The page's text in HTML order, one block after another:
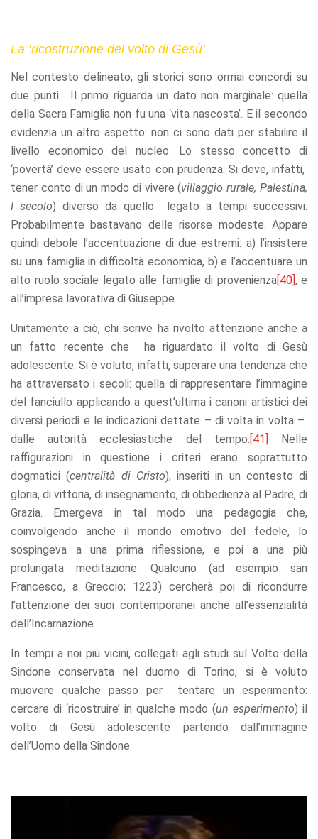
La ‘ricostruzione del volto di Gesù’
Nel contesto delineato, gli storici sono ormai concordi su
due punti. Il primo riguarda un dato non marginale: quella
della Sacra Famiglia non fu una ‘vita nascosta’. E il secondo
evidenzia un altro aspetto: non ci sono dati per stabilire il
livello economico del nucleo. Lo stesso concetto di
‘povertà’ deve essere usato con prudenza. Si deve, infatti,
tener conto di un modo di vivere (villaggio rurale, Palestina,
I secolo) diverso da quello legato a tempi successivi.
Probabilmente bastavano delle risorse modeste. Appare
quindi debole l’accentuazione di due estremi: a) l’insistere
su una famiglia in difficoltà economica, b) e l’accentuare un
alto ruolo sociale legato alle famiglie di provenienza[40] , e
all’impresa lavorativa di Giuseppe.
Unitamente a ciò, chi scrive ha rivolto attenzione anche a
un fatto recente che ha riguardato il volto di Gesù
adolescente. Si è voluto, infatti, superare una tendenza che
ha attraversato i secoli: quella di rappresentare l’immagine
del fanciullo applicando a quest’ultima i canoni artistici dei
diversi periodi e le indicazioni dettate – di volta in volta –
dalle autorità ecclesiastiche del tempo. [41]
Nelle
raffigurazioni in questione i criteri erano soprattutto
dogmatici (centralità di Cristo), inseriti in un contesto di
gloria, di vittoria, di insegnamento, di obbedienza al Padre, di
Grazia. Emergeva in tal modo una pedagogia che,
coinvolgendo anche il mondo emotivo del fedele, lo
sospingeva a una prima riflessione, e poi a una più
prolungata meditazione. Qualcuno (ad esempio san
Francesco, a Greccio; 1223) cercherà poi di ricondurre
l’attenzione dei suoi contemporanei anche all’essenzialità
dell’Incarnazione.
In tempi a noi più vicini, collegati agli studi sul Volto della
Sindone conservata nel duomo di Torino, si è voluto
muovere qualche passo per tentare un esperimento:
cercare di ‘ricostruire’ in qualche modo (un esperimento) il
volto di Gesù adolescente partendo dall’immagine
dell’Uomo della Sindone.